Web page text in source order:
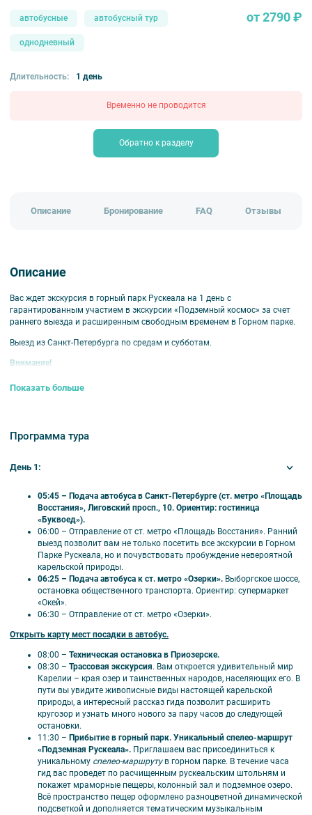
автобусные автобусный тур
однодневный
от 2790 ₽
Длительность: 1 день
Временно не проводится
Обратно к разделу
Описание Бронирование FAQ Отзывы
Описание
Вас ждет экскурсия в горный парк Рускеала на 1 день с
гарантированным участием в экскурсии «Подземный космос» за счет
раннего выезда и расширенным свободным временем в Горном парке.
Выезд из Санкт-Петербурга по средам и субботам.
Внимание!
Всем туристам необходимо использовать средства индивидуальной
тела (выше 37,0) туроператор оставляет за собой право не допускать
туриста в автобус.
В стоимость тура входит:
Экскурсия «Мраморный каньон» по горному парку Рускеала» с
аттестованным местным гидом.
Увлекательные трассовые экскурсии о Карелии.
Трансфер на комфортном современном автобусе.
Посещение Мраморного каньона, Итальянского карьера, озера
Светлое, заброшенного мраморного завода.
Свободное время в горном парке Рускеала для прогулок и
развлечений.
Остановка у рускеальских водопадов Ахвенкоски.
Посещение мест съемок знаменитых фильмов.
Остановка у фирменного магазина форелевого хозяйства.
Экскурсия «Подземная Рускеала»: 2000 р./взр, 1000 р./студ, 750
р./дет.
Оплачивается по желанию на месте наличными:
Обед.
Активные развлечения в горном парке Рускеала (экскурсия
«Подземный космос» по пещерам Рускеалы, прокат спортивного
оборудования, прокат лодок, троллей, веревочный парк и другое):
по ценам парка.
Экологическая тропа у водопадов Ахвенкоски: полный билет –
300 руб./чел.; дети до 7 лет – бесплатно; дети от 7 до 14 лет – 250
руб./чел., студенты – 250 руб./чел.; пенсионеры – 250 руб./чел.
Показать больше
Программа тура
День 1:
05:45 – Подача автобуса в Санкт-Петербурге (ст. метро «Площадь
Восстания», Лиговский просп., 10. Ориентир: гостиница
«Буквоед»).
06:00 – Отправление от ст. метро «Площадь Восстания». Ранний
выезд позволит вам не только посетить все экскурсии в Горном
Парке Рускеала, но и почувствовать пробуждение невероятной
карельской природы.
06:25 – Подача автобуса к ст. метро «Озерки». Выборгское шоссе,
остановка общественного транспорта. Ориентир: супермаркет
«Окей».
06:30 – Отправление от ст. метро «Озерки».
Открыть карту мест посадки в автобус.
08:00 – Техническая остановка в Приозерске.
08:30 – Трассовая экскурсия. Вам откроется удивительный мир
Карелии – края озер и таинственных народов, населяющих его. В
пути вы увидите живописные виды настоящей карельской
природы, а интересный рассказ гида позволит расширить
кругозор и узнать много нового за пару часов до следующей
остановки.
11:30 – Прибытие в горный парк. Уникальный спелео-маршрут
«Подземная Рускеала». Приглашаем вас присоединиться к
уникальному спелео-маршрутув горном парке. В течение часа
гид вас проведет по расчищенным рускеальским штольням и
покажет мраморные пещеры, колонный зал и подземное озеро.
Всё пространство пещер оформлено разноцветной динамической
подсветкой и дополняется тематическим музыкальным